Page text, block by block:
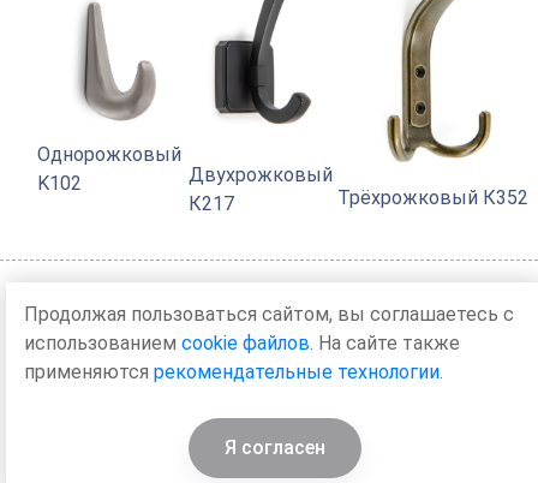
Однорожковый
K102
Двухрожковый
К217
Трёхрожковый К352
Нашли ошибку?
Продолжая пользоваться сайтом, вы соглашаетесь с
использованием cookie файлов. На сайте также
применяются рекомендательные технологии.
Я согласен